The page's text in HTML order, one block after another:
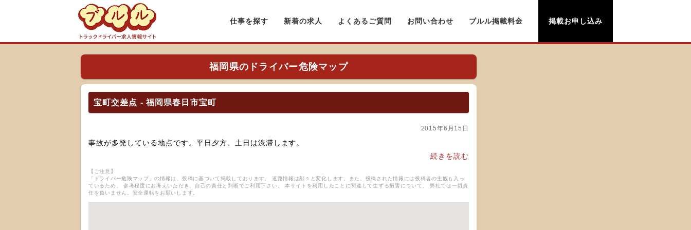
仕事を探す 新着の求人 よくあるご質問 お問い合わせ ブルル掲載料金 掲載お申し込み
福岡県のドライバー危険マップ
宝町交差点 - 福岡県春日市宝町
2015年6月15日
事故が多発している地点です。平日夕方、土日は渋滞します。
続きを読む
【ご注意】
「ドライバー危険マップ」の情報は、投稿に基づいて掲載しております。 道路情報は刻々と変化します。また、投稿された情報には投稿者の主観も入っ
ているため、 参考程度にお考えいただき、自己の責任と判断でご利用下さい。 本サイトを利用したことに関連して生ずる損害について、 弊社では一切責
任を負いません。安全運転をお願いします。